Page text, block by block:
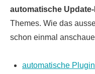
automatische
Themes. Wie das
schon einmal
automatische